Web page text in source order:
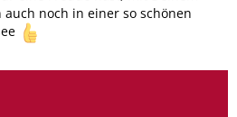
noch in einer so schönen